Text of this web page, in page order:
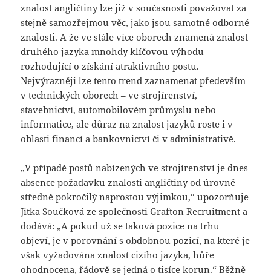
znalost angličtiny lze již v současnosti považovat za
stejně samozřejmou věc, jako jsou samotné odborné
znalosti. A že ve stále více oborech znamená znalost
druhého jazyka mnohdy klíčovou výhodu
rozhodující o získání atraktivního postu.
Nejvýrazněji lze tento trend zaznamenat především
v technických oborech – ve strojírenství,
stavebnictví, automobilovém průmyslu nebo
informatice, ale důraz na znalost jazyků roste i v
oblasti financí a bankovnictví či v administrativě.
„V případě postů nabízených ve strojírenství je dnes
absence požadavku znalosti angličtiny od úrovně
středně pokročilý naprostou výjimkou,“ upozorňuje
Jitka Součková ze společnosti Grafton Recruitment a
dodává: „A pokud už se taková pozice na trhu
objeví, je v porovnání s obdobnou pozicí, na které je
však vyžadována znalost cizího jazyka, hůře
ohodnocena, řádově se jedná o tisíce korun.“ Běžně